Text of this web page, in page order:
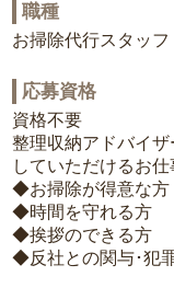
職種
お掃除代行スタッフ
応募資格
資格不要
整理収納アドバイ
していただけるお仕
◆お掃除が得意な方
◆時間を守れる方
◆挨拶のできる方
◆反社との関与･犯